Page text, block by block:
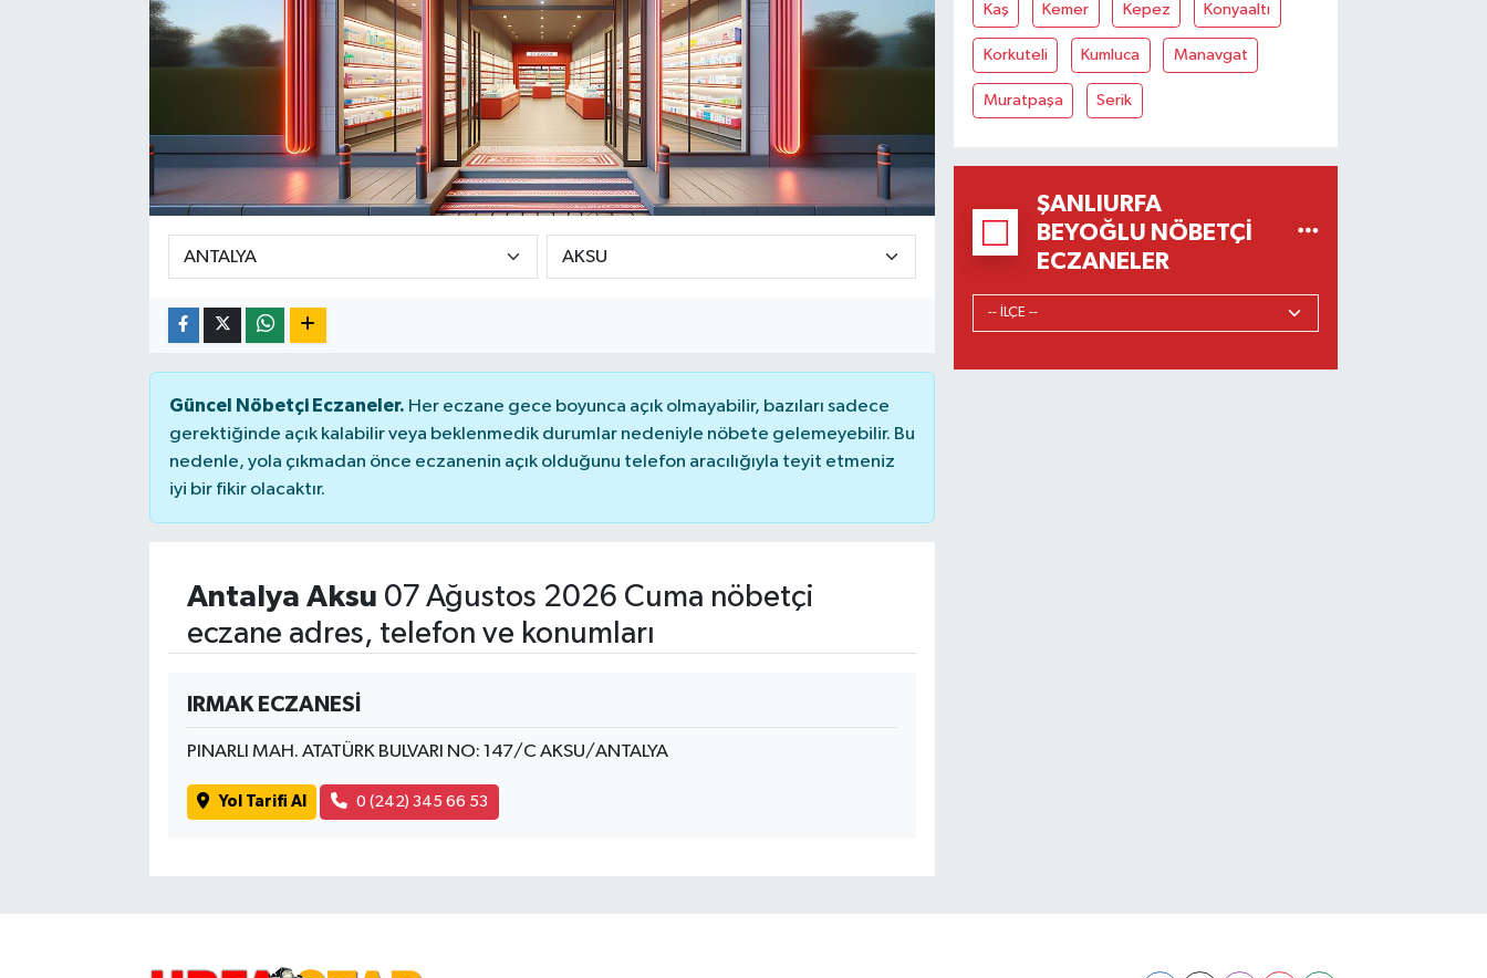
Güncel Nöbetçi Eczaneler. Her eczane gece boyunca açık olmayabilir, bazıları sadece
gerektiğinde açık kalabilir veya beklenmedik durumlar nedeniyle nöbete gelemeyebilir. Bu
nedenle, yola çıkmadan önce eczanenin açık olduğunu telefon aracılığıyla teyit etmeniz
iyi bir fikir olacaktır.
Antalya Aksu 07 Ağustos 2026 Cuma nöbetçi
eczane adres, telefon ve konumları
IRMAK ECZANESİ
PINARLI MAH. ATATÜRK BULVARI NO: 147/C AKSU/ANTALYA
Yol Tarifi Al 0 (242) 345 66 53
Kaş Kemer Kepez Konyaaltı
Korkuteli Kumluca Manavgat
Muratpaşa Serik
ŞANLIURFA
BEYOĞLU NÖBETÇI
ECZANELER